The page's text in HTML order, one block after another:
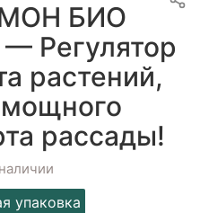
БИО
— Регулятор
растений,
рассады!
упаковка